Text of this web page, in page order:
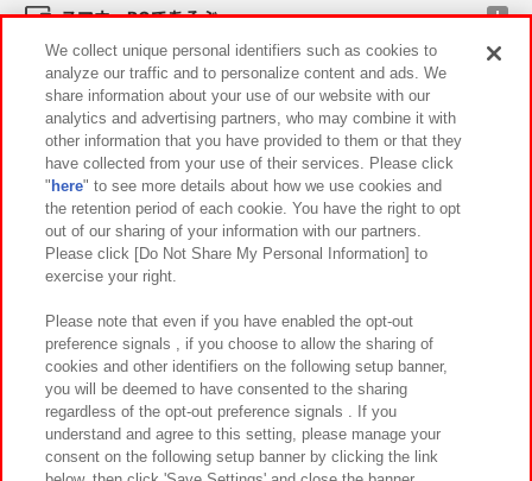
スマホ・PCであそぶ
イベント・キャンペーン
関連会社 サステナビリティ サイトポリシー
プライバシーポリシー ウェブアクセシビリティ方針と検証結果
お取引先さまとともに
カスタマーハラスメント対応方針 よくあるご質問・お問い合わせ
We collect unique personal identifiers such as cookies to
analyze our traffic and to personalize content and ads. We
share information about your use of our website with our
analytics and advertising partners, who may combine it with
other information that you have provided to them or that they
have collected from your use of their services. Please click
" here" to see more details about how we use cookies and
the retention period of each cookie. You have the right to opt
out of our sharing of your information with our partners.
Please click [Do Not Share My Personal Information] to
exercise your right.
Please note that even if you have enabled the opt-out
preference signals , if you choose to allow the sharing of
cookies and other identifiers on the following setup banner,
you will be deemed to have consented to the sharing
regardless of the opt-out preference signals . If you
understand and agree to this setting, please manage your
consent on the following setup banner by clicking the link